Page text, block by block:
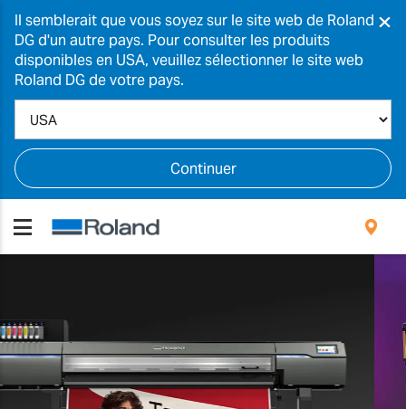
Il semblerait que vous soyez sur le site web de Roland
DG d'un autre pays. Pour consulter les produits
disponibles en USA, veuillez sélectionner le site web
Roland DG de votre pays.
Continuer
×